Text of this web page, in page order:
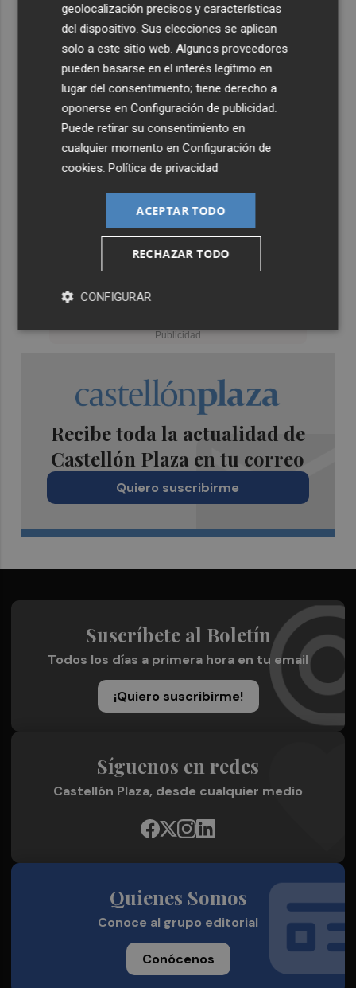
La Biblioteca Valenciana conmemora el 750 aniversario
del legado de Jaume I
Recibe toda la actualidad de
Castellón Plaza en tu correo
Quiero suscribirme
Suscríbete al Boletín
Todos los días a primera hora en tu email
¡Quiero suscribirme!
Síguenos en redes
Castellón Plaza, desde cualquier medio
Quienes Somos
Conoce al grupo editorial
Conócenos
geolocalización precisos y características
del dispositivo. Sus elecciones se aplican
solo a este sitio web. Algunos proveedores
pueden basarse en el interés legítimo en
lugar del consentimiento; tiene derecho a
oponerse enConfiguración de publicidad
Puede retirar su consentimiento en
cualquier momento enConfiguración de
cookies .Política de privacidad
ACEPTAR TODO
RECHAZAR TODO
CONFIGURAR